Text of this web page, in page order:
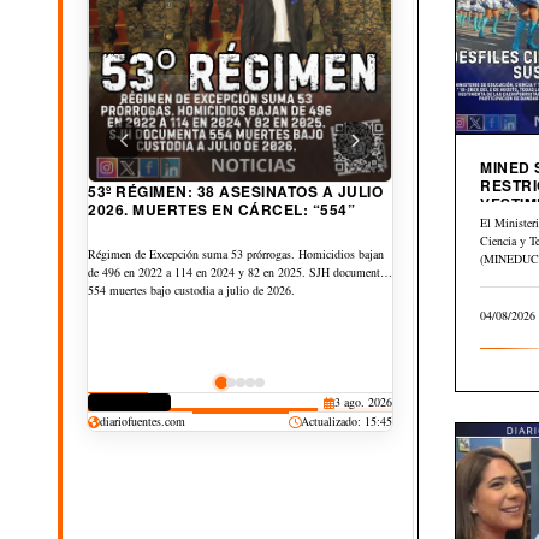
53º RÉGIMEN: 38 ASESINATOS A JULIO
Régimen de Excepción suma 53 prórrogas. Homicidios bajan
de 496 en 2022 a 114 en 2024 y 82 en 2025. SJH documenta
CORRUPCIÓN 3 ago. 2026
A $6.89 SUBE CANASTA BÁSICA
URBANA AL AÑO. PETRÓLEO GLOBAL
Canasta Básica Urbana sube de US$253.05 a US$259.95 entre
junio de 2025 y 2026, $6.89 más. Y la Rural sube de
US$184.56 a US$189.56, $5.00 más. Pero petróleo
DERECHOS
30 jul. 2026
CULTURA
25 jul. 2026
JUDICIAL 20 jul. 2026
DEPORTES 19 jul. 2026
diariofuentes.com Actualizado: 15:45
MINED
El
Ciencia y
04/08/2026